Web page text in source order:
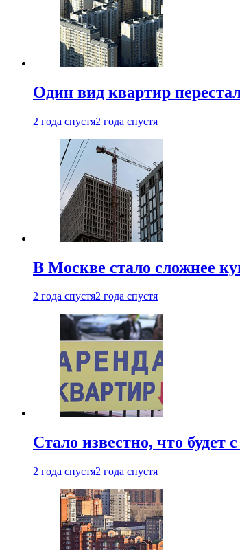
Один вид квартир
2 года спустя2 года спустя
В Москве стало сложнее
2 года спустя2 года спустя
Стало известно, что
2 года спустя2 года спустя